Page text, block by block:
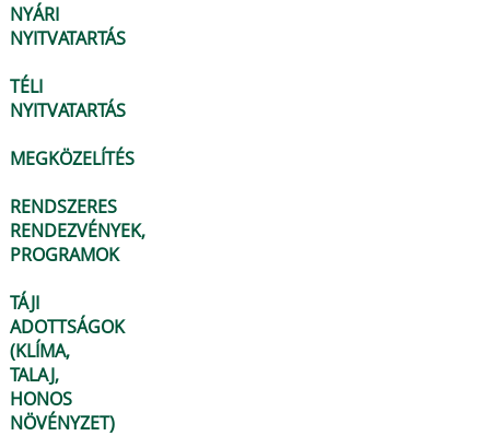
NYÁRI
NYITVATARTÁS
TÉLI
NYITVATARTÁS
MEGKÖZELÍTÉS
RENDSZERES
RENDEZVÉNYEK,
PROGRAMOK
TÁJI
ADOTTSÁGOK
(KLÍMA,
TALAJ,
HONOS
NÖVÉNYZET)